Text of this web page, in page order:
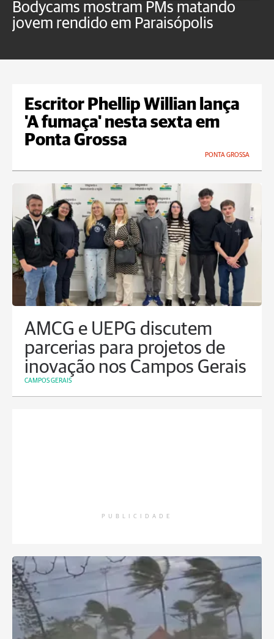
Bodycams mostram PMs matando
jovem rendido em Paraisópolis
Escritor Phellip Willian lança
'A fumaça' nesta sexta em
Ponta Grossa
PONTA GROSSA
AMCG e UEPG discutem
parcerias para projetos de
inovação nos Campos Gerais
CAMPOS GERAIS
PUBLICIDADE